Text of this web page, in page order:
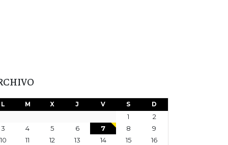
L M X J V S D
1
2
3
4 5 6 7 8
9
10
11 12 13 14 15
16